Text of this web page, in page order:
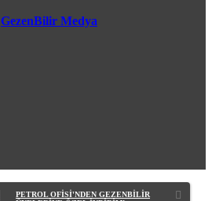
GezenBilir Medya
PETROL OFİSİ'NDEN GEZENBİLİR